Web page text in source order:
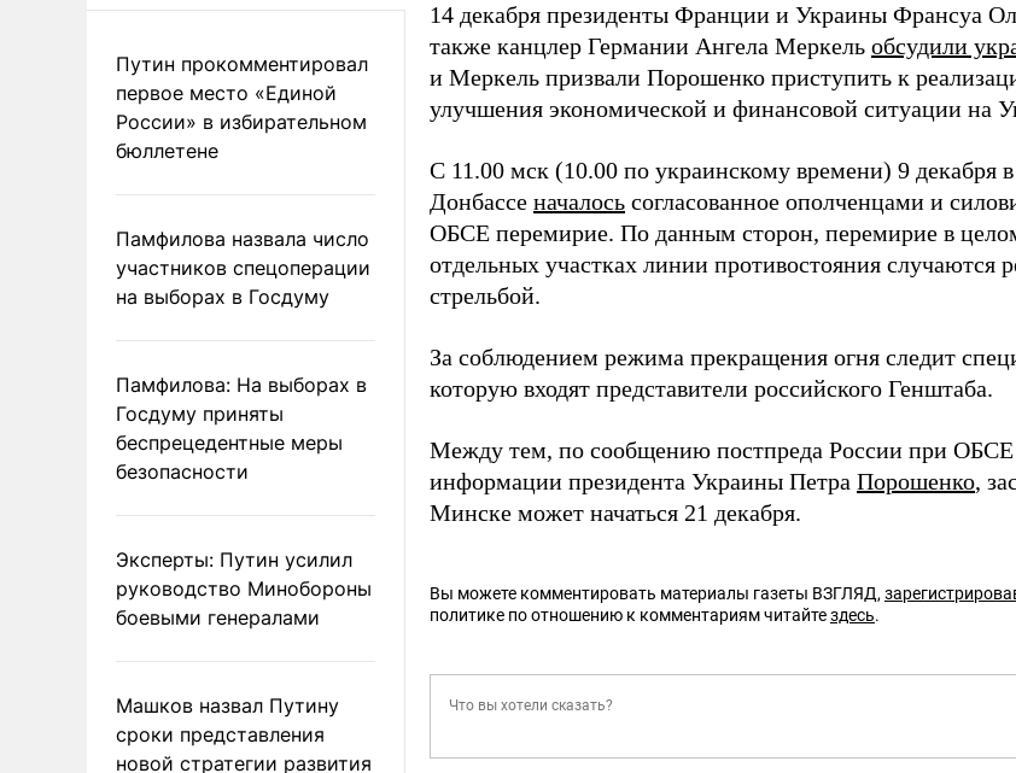
Путин прокомментировал
первое место «Единой
России» в избирательном
бюллетене
Памфилова назвала число
участников спецоперации
на выборах в Госдуму
Памфилова: На выборах в
Госдуму приняты
беспрецедентные меры
безопасности
Эксперты: Путин усилил
руководство Минобороны
боевыми генералами
Машков назвал Путину
сроки представления
новой стратегии развития
14 декабря президенты Франции и Украины Франсуа
также канцлер Германии Ангела Меркель обсудили
и Меркель призвали Порошенко приступить к
улучшения экономической и финансовой ситуации на
С 11.00 мск (10.00 по украинскому времени) 9 декабря в
Донбассе началось согласованное ополченцами и
ОБСЕ перемирие. По данным сторон, перемирие в
отдельных участках линии противостояния случаются
стрельбой.
За соблюдением режима прекращения огня следит
которую входят представители российского Генштаба.
Между тем, по сообщению постпреда России при
информации президента Украины Петра Порошенко,
Минске может начаться 21 декабря.
Вы можете комментировать материалы газеты ВЗГЛЯД,
политике по отношению к комментариям читайтездесь.